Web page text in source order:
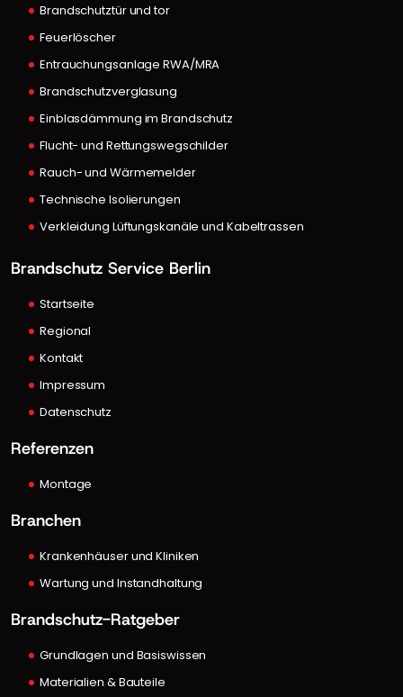
Brandschutztür und tor
Feuerlöscher
Entrauchungsanlage RWA/MRA
Brandschutzverglasung
Einblasdämmung im Brandschutz
Flucht- und Rettungswegschilder
Rauch- und Wärmemelder
Technische Isolierungen
Verkleidung Lüftungskanäle und Kabeltrassen
Brandschutz Service Berlin
Startseite
Regional
Kontakt
Impressum
Datenschutz
Referenzen
Montage
Branchen
Krankenhäuser und Kliniken
Wartung und Instandhaltung
Brandschutz-Ratgeber
Grundlagen und Basiswissen
Materialien & Bauteile